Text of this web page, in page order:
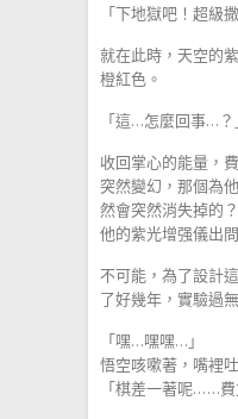
「下地獄吧！超級
就在此時，天空的
橙紅色。
「這…怎麼回事…？
收回掌心的能量，
突然變幻，那個為
然會突然消失掉的
他的紫光增强儀出
不可能，為了設計
了好幾年，實驗過
「嘿…嘿嘿…」
悟空咳嗽著，嘴裡
「棋差一著呢……費